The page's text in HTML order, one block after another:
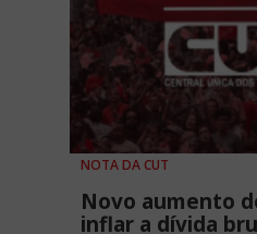
NOTA DA CUT
Novo aumento
inflar a dívida